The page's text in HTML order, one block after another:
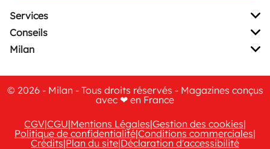
Services
Conseils
Milan
© 2026 - Milan - Tous droits réservés - Magazines conçus
avec ❤ en France
CGV|CGU|Mentions Légales|Gestion des cookies|
Politique de confidentialité|Conditions commerciales|
Crédits|Plan du site|Déclaration d'accessibilité